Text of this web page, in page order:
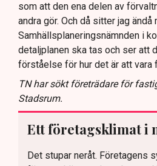
som att den ena delen av
andra gör. Och då sitter jag ändå
Samhällsplaneringsnämnden i
detaljplanen ska tas och ser att
förståelse för hur det är att vara
TN har sökt företrädare för
Stadsrum.
Ett företagsklimat i
Det stupar neråt. Företagens